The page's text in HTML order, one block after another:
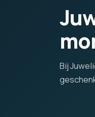
Bij